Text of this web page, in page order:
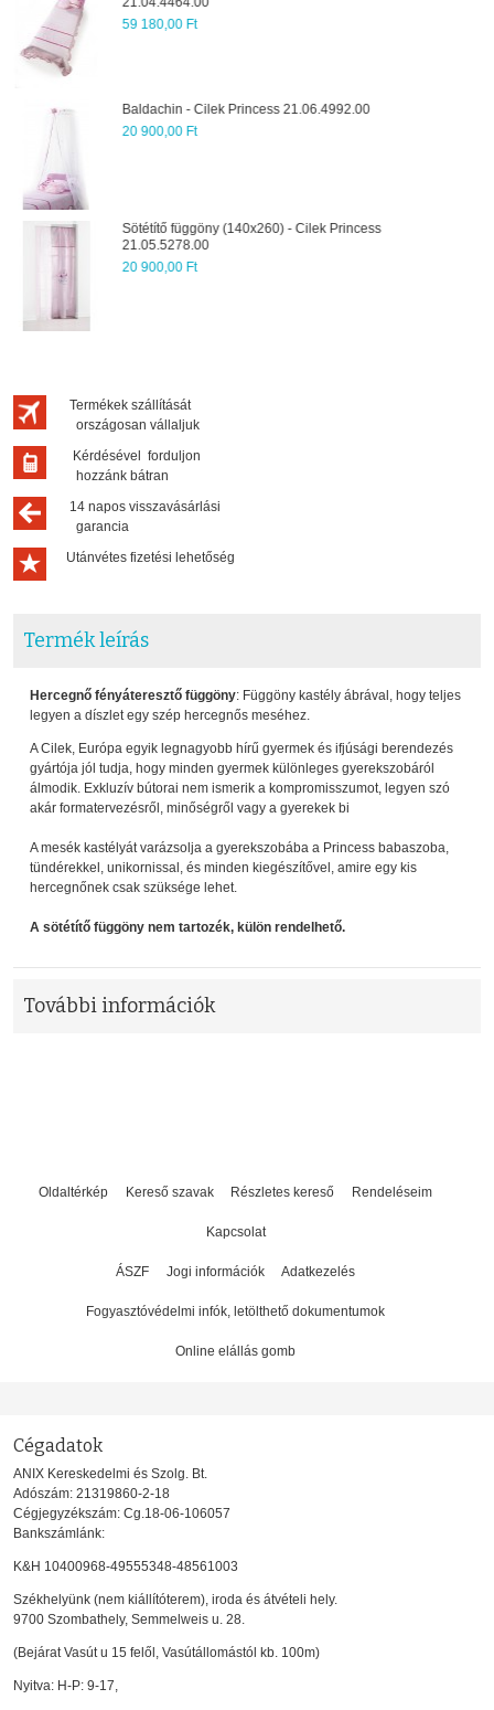
34 100,00 Ft
Asztali lámpa „Lady” hercegnőknek - Princess -
Gyerekkomód - Cilek Princess - 20.08.1201.01
84 040,00 Ft
Termékek szállítását
országosan vállaljuk
Kérdésével forduljon
hozzánk bátran
14 napos visszavásárlási
garancia
Utánvétes fizetési lehetőség
Termék leírás
Hercegnő fényáteresztő függöny: Függöny kastély ábrával, hogy teljes
legyen a díszlet egy szép hercegnős meséhez.
A Cilek, Európa egyik legnagyobb hírű gyermek és ifjúsági berendezés
gyártója jól tudja, hogy minden gyermek különleges gyerekszobáról
álmodik. Exkluzív bútorai nem ismerik a kompromisszumot, legyen szó
akár formatervezésről, minőségről vagy a gyerekek bi
A mesék kastélyát varázsolja a gyerekszobába a Princess babaszoba,
tündérekkel, unikornissal, és minden kiegészítővel, amire egy kis
hercegnőnek csak szüksége lehet.
A sötétítő függöny nem tartozék, külön rendelhető.
További információk
Oldaltérkép Kereső szavak Részletes kereső Rendeléseim
Kapcsolat
ÁSZF Jogi információk Adatkezelés
Fogyasztóvédelmi infók, letölthető dokumentumok
Online elállás gomb
Cégadatok
ANIX Kereskedelmi és Szolg. Bt.
Adószám: 21319860-2-18
Cégjegyzékszám: Cg.18-06-106057
Bankszámlánk:
K&H 10400968-49555348-48561003
Székhelyünk (nem kiállítóterem), iroda és átvételi hely.
9700 Szombathely, Semmelweis u. 28.
(Bejárat Vasút u 15 felől, Vasútállomástól kb. 100m)
Nyitva: H-P: 9-17,